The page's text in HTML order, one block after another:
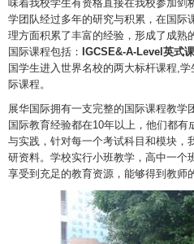
味着我校学生有资格直接在我校参加剑
学团队经过多年的研究与积累，在国际
理方面积累了丰富的经验，形成了成熟
国际课程包括： IGCSE&-A-Level 英式
国学生进入世界名校的两大标杆课程,
际课程。
展华国际拥有一支完整的国际课程教学
国际教育经验都在10年以上，他们都
与实践，针对每一个考试科目和模块，
研资料。学校实行小班教学，高中一个
享受到充足的教育资源，能够得到教师